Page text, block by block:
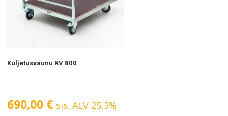
Kuljetusvaunu KV 800
690,00 € sis. ALV 25,5%